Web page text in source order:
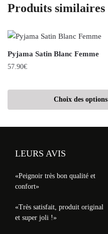
Produits similaires
Pyjama Satin Blanc Femme
57.90€
Choix des options
LEURS AVIS
«Peignoir très bon qualité et
confort»
«Très satisfait, produit original
et super joli !»